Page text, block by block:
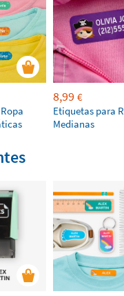
8,99 €
Etiquetas para
Medianas